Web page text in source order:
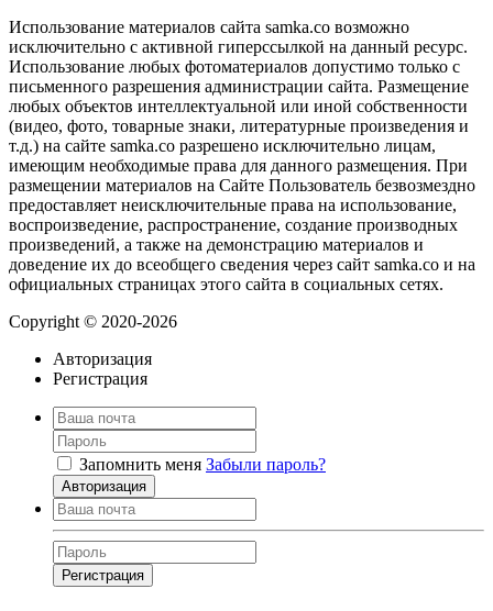
Использование материалов сайта samka.co возможно
исключительно с активной гиперссылкой на данный ресурс.
Использование любых фотоматериалов допустимо только с
письменного разрешения администрации сайта. Размещение
любых объектов интеллектуальной или иной собственности
(видео, фото, товарные знаки, литературные произведения и
т.д.) на сайте samka.co разрешено исключительно лицам,
имеющим необходимые права для данного размещения. При
размещении материалов на Сайте Пользователь безвозмездно
предоставляет неисключительные права на использование,
воспроизведение, распространение, создание производных
произведений, а также на демонстрацию материалов и
доведение их до всеобщего сведения через сайт samka.co и на
официальных страницах этого сайта в социальных сетях.
Copyright © 2020-2026
Авторизация
Регистрация
Запомнить меня Забыли пароль?
Авторизация
Регистрация